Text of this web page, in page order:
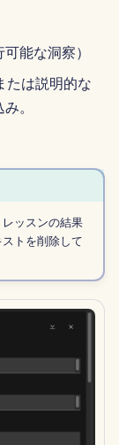
能な洞察）
たは説明的な
。
ッスンの結果
トを削除して